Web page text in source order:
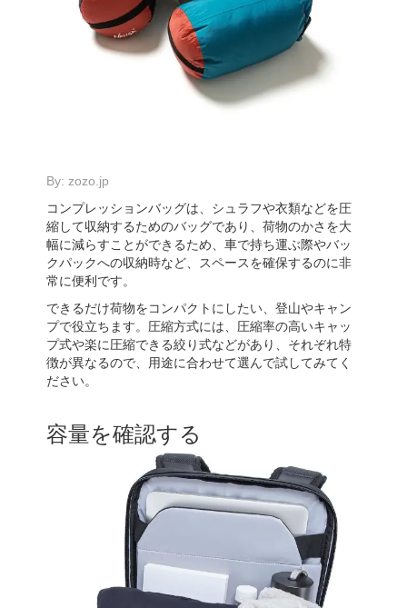
By: zozo.jp
コンプレッションバッグは、シュラフや衣類などを圧
縮して収納するためのバッグであり、荷物のかさを大
幅に減らすことができるため、車で持ち運ぶ際やバッ
クパックへの収納時など、スペースを確保するのに非
常に便利です。
できるだけ荷物をコンパクトにしたい、登山やキャン
プで役立ちます。圧縮方式には、圧縮率の高いキャッ
プ式や楽に圧縮できる絞り式などがあり、それぞれ特
徴が異なるので、用途に合わせて選んで試してみてく
ださい。
容量を確認する